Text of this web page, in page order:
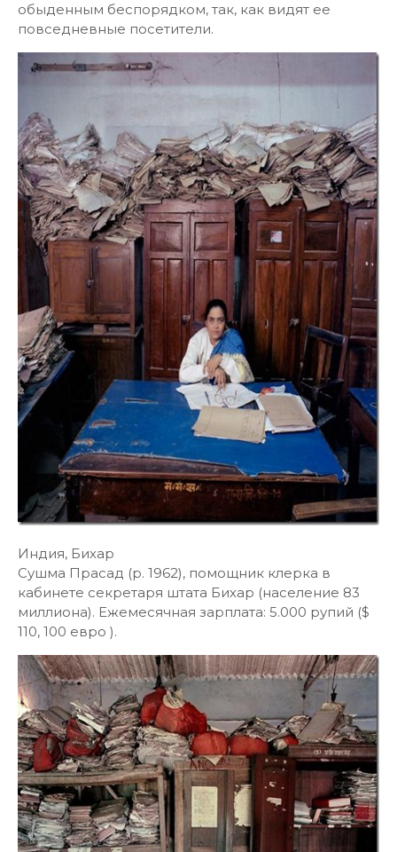
обыденным беспорядком, так, как видят ее
повседневные посетители.
Индия, Бихар
Сушма Прасад (р. 1962), помощник клерка в
кабинете секретаря штата Бихар (население 83
миллиона). Ежемесячная зарплата: 5.000 рупий ($
110, 100 евро ).